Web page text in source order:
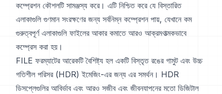
কম্প্রেশন কৌশলটি সামঞ্জস্য করে। এটি নিশ্চিত করে যে বিস্তারিত
এলাকাগুলি গুণমান সংরক্ষণের জন্য সর্বনিম্ন কম্প্রেশন পায়, যেখানে কম
গুরুত্বপূর্ণ এলাকাগুলি ফাইলের আকার কমাতে আরও আক্রমণাত্মকভাবে
কম্প্রেস করা হয়।
FILE ফরম্যাটের আরেকটি বৈশিষ্ট্য হল একটি বিস্তৃত রঙের গামুট এবং উচ্চ
গতিশীল পরিসর (HDR) ইমেজিং-এর জন্য এর সমর্থন। HDR
ডিসপ্লেগুলির আবির্ভাব এবং আরও সজীব এবং জীবনযাপনের মতো ডিজিটাল